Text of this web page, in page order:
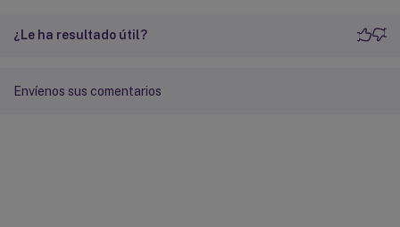
¿Le ha resultado útil?
Envíenos sus comentarios